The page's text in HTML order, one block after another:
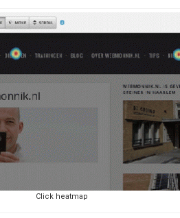
Click heatmap